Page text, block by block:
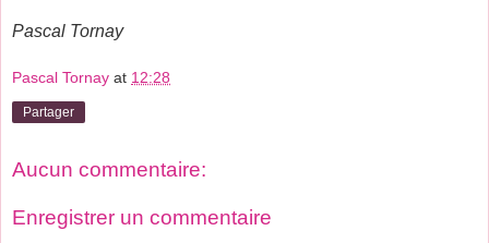
Pascal Tornay
Pascal Tornay at 12:28
Partager
Aucun commentaire:
Enregistrer un commentaire